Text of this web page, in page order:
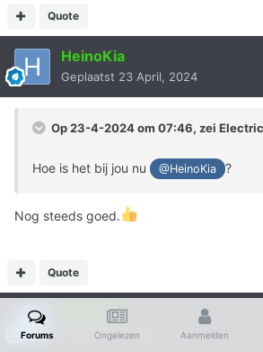
Quote
HeinoKia
Geplaatst 23 April, 2024
Op 23-4-2024 om 07:46, zei
Hoe is het bij jou nu @HeinoKia ?
Nog steeds goed.
Quote
HeinoKia
Geplaatst23 April, 2024
Forums Ongelezen Aanmelden